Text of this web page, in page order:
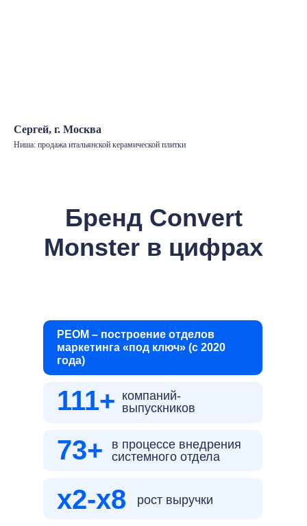
Сергей, г. Москва
Ниша: продажа итальянской керамической плитки
Бренд Convert
Monster в цифрах
РЕОМ – построение отделов
маркетинга «под ключ» (с 2020
года)
111+ компаний-
выпускников
73+
в процессе внедрения
системного отдела
x2-x8 рост выручки